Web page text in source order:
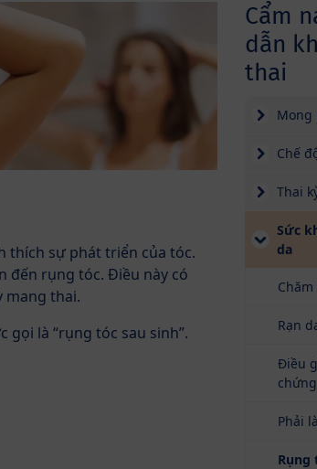
thích sự phát triển của tóc.
đến rụng tóc. Điều này có
mang thai.
là “rụng tóc sau sinh”.
Cẩm
dẫn
thai
Mong
Chế
Thai
Sức
da
Chăm
Rạn
Điều
Phải
Rụng